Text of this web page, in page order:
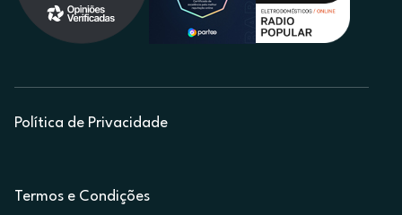
Política de Privacidade
Termos e Condições